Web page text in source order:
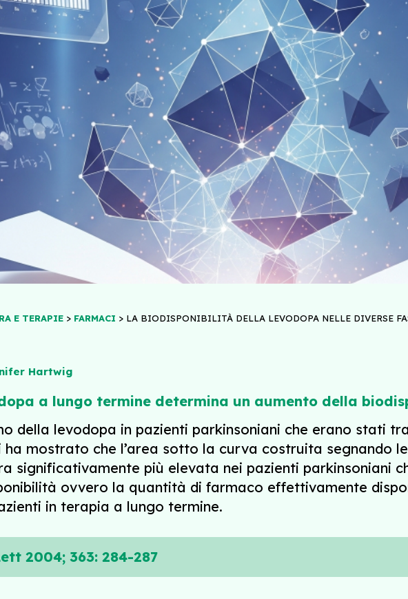
E TERAPIE > FARMACI > LA BIODISPONIBILITÀ DELLA LEVODOPA NELLE DIVERSE
Hartwig
a lungo termine determina un aumento della
della levodopa in pazienti parkinsoniani che erano stati
mostrato che l’area sotto la curva costruita segnando
significativamente più elevata nei pazienti parkinsoniani
ovvero la quantità di farmaco effettivamente
in terapia a lungo termine.
2004; 363: 284-287